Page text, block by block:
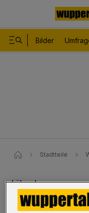
Bilder
Stadtteile
Löhrerlen
Abbruch